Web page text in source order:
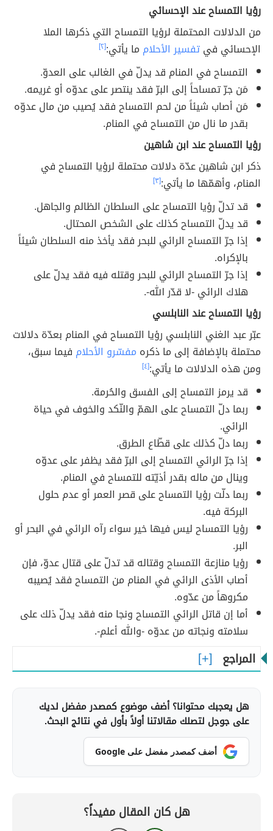
رؤيا التمساح عند الإحسائي
من الدلالات المحتملة لرؤيا التمساح التي ذكرها الملا
الإحسائي فيتفسير الأحلام ما يأتي:[٢]
التمساح في المنام قد يدلّ في الغالب على العدوّ.
مَن جرّ تمساحاً إلى البرّ فقد ينتصر على عدوّه أو غريمه.
مَن أصاب شيئاً من لحم التمساح فقد يُصيب من مال عدوّه
بقدر ما نال من التمساح في المنام.
رؤيا التمساح عند ابن شاهين
ذكر ابن شاهين عدّة دلالات محتملة لرؤيا التمساح في
المنام، وأهمّها ما يأتي:[٣]
قد تدلّ رؤيا التمساح على السلطان الظالم والجاهل.
قد يدلّ التمساح كذلك على الشخص المحتال.
إذا جرّ التمساح الرائي للبحر فقد يأخذ منه السلطان شيئاً
بالإكراه.
إذا جرّ التمساح الرائي للبحر وقتله فيه فقد يدلّ على
هلاك الرائي -لا قدّر الله-.
رؤيا التمساح عند النابلسي
عبّر عبد الغني النابلسي رؤيا التمساح في المنام بعدّة دلالات
محتملة بالإضافة إلى ما ذكره مفسّرو الأحلام فيما سبق،
ومن هذه الدلالات ما يأتي:[٤]
قد يرمز التمساح إلى الفسق والحُرمة.
ربما دلّ التمساح على الهمّ والنّكد والخوف في حياة
الرائي.
ربما دلّ كذلك على قطّاع الطرق.
إذا جرّ الرائي التمساح إلى البرّ فقد يظفر على عدوّه
وينال من ماله بقدر أذيّته للتمساح في المنام.
ربما دلّت رؤيا التمساح على قصر العمر أو عدم حلول
البركة فيه.
رؤيا التمساح ليس فيها خير سواء رآه الرائي في البحر أو
البر.
رؤيا منازعة التمساح وقتاله قد تدلّ على قتال عدوّ، فإن
أصاب الأذى الرائي في المنام من التمساح فقد يُصيبه
مكروهاً من عدّوه.
أما إن قاتل الرائي التمساح ونجا منه فقد يدلّ ذلك على
سلامته ونجاته من عدوّه -والله أعلم-.
المراجع
هل يعجبك محتوانا؟ أضف موضوع كمصدر مفضل لديك
على جوجل لتصلك مقالاتنا أولاً بأول في نتائج البحث.
أضف كمصدر مفضل على Google
هل كان المقال مفيداً؟